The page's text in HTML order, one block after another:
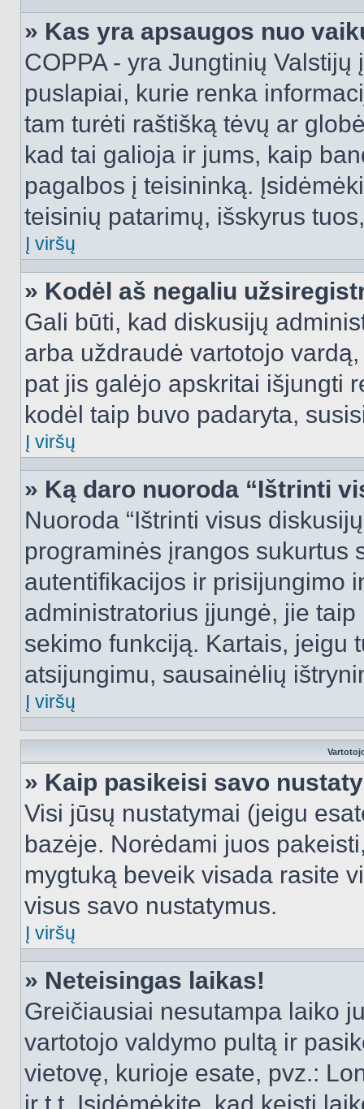
» Kas yra apsaugos nuo
COPPA - yra Jungtinių
puslapiai, kurie renka
tam turėti raštišką tėvų ar
kad tai galioja ir jums, kaip
pagalbos į teisininką.
teisinių patarimų, išskyrus
Į viršų
» Kodėl aš negaliu
Gali būti, kad diskusijų
arba uždraudė vartotojo
pat jis galėjo apskritai išjungti
kodėl taip buvo padaryta,
Į viršų
» Ką daro nuoroda “Ištrinti
Nuoroda “Ištrinti visus
programinės įrangos sukurtus
autentifikacijos ir prisijungimo
administratorius įjungė, jie
sekimo funkciją. Kartais, jeigu
atsijungimu, sausainėlių
Į viršų
» Kaip pasikeisi savo
Visi jūsų nustatymai (jeigu
bazėje. Norėdami juos
mygtuką beveik visada rasite
visus savo nustatymus.
Į viršų
» Neteisingas laikas!
Greičiausiai nesutampa laiko
vartotojo valdymo pultą ir
vietovę, kurioje esate, pvz.: